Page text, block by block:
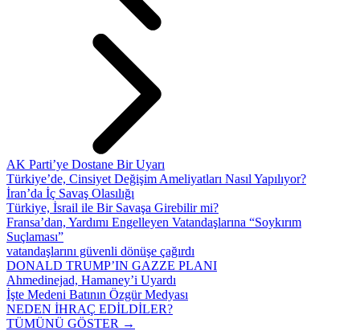
AK Parti’ye Dostane Bir Uyarı
Türkiye’de, Cinsiyet Değişim Ameliyatları Nasıl Yapılıyor?
İran’da İç Savaş Olasılığı
Türkiye, İsrail ile Bir Savaşa Girebilir mi?
Fransa’dan, Yardımı Engelleyen Vatandaşlarına “Soykırım
Suçlaması”
vatandaşlarını güvenli dönüşe çağırdı
DONALD TRUMP’IN GAZZE PLANI
Ahmedinejad, Hamaney’i Uyardı
İşte Medeni Batının Özgür Medyası
NEDEN İHRAÇ EDİLDİLER?
TÜMÜNÜ GÖSTER →